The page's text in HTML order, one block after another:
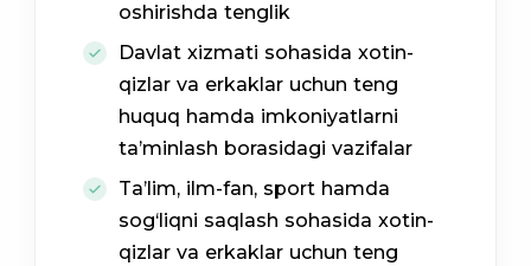
oshirishda tenglik
Davlat xizmati sohasida xotin-
qizlar va erkaklar uchun teng
huquq hamda imkoniyatlarni
ta’minlash borasidagi vazifalar
Ta’lim, ilm-fan, sport hamda
sog‘liqni saqlash sohasida xotin-
qizlar va erkaklar uchun teng